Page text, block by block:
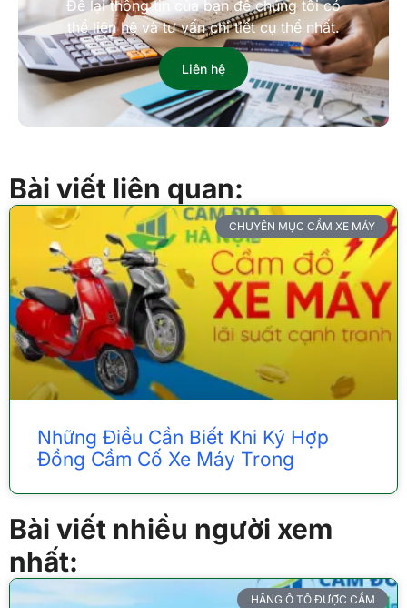
Để lại thông tin của bạn để chúng tôi có
thể liên hệ và tư vấn chi tiết cụ thể nhất.
Liên hệ
Bài viết liên quan:
CHUYÊN MỤC CẦM XE MÁY
Những Điều Cần Biết Khi Ký Hợp
Đồng Cầm Cố Xe Máy Trong
Bài viết nhiều người xem
nhất:
HÃNG Ô TÔ ĐƯỢC CẦM